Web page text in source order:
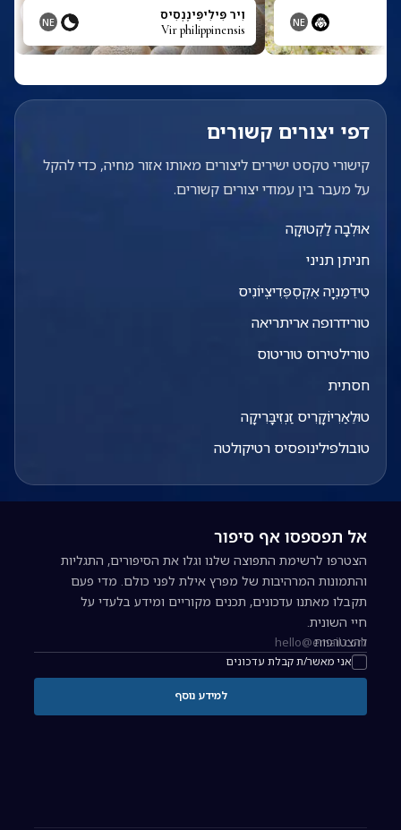
NE וִיר פִּילִיפִּּינֶנְסִיס
Vir philippinensis
NE
דפי יצורים קשורים
קישורי טקסט ישירים ליצורים מאותו אזור מחיה, כדי להקל
על מעבר בין עמודי יצורים קשורים.
אוּלְבָה לַקְטוּקָה
חניתן תניני
טִידֵמַנְיָה אֶקְסְפֶּדִיצְיוֹנִיס
טורידרופה אריתריאה
טורילטירוס טוריטוס
חסתית
טוּלֵאַרִיוֹקָרִיס זַנְזִיבָּרִיקָה
טובולפילינופסיס רטיקולטה
אל תפספסו אף סיפור
הצטרפו לרשימת התפוצה שלנו וגלו את הסיפורים, התגליות
והתמונות המרהיבות של מפרץ אילת לפני כולם. מדי פעם
תקבלו מאתנו עדכונים, תכנים מקוריים ומידע בלעדי על
חיי השונית.
כתובת אימייל להרשמה לניוזלטר
אני מאשר/ת קבלת עדכונים
להצטרפות
למידע נוסף